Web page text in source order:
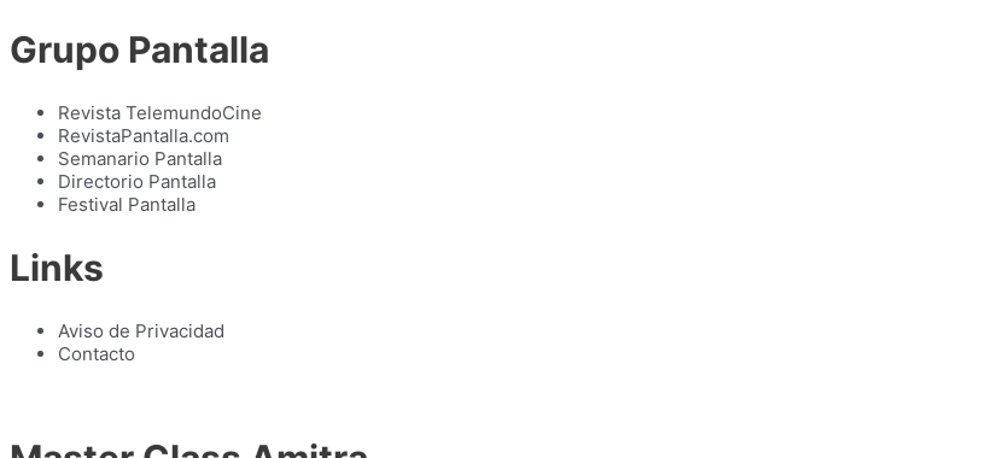
Grupo Pantalla
Revista TelemundoCine
RevistaPantalla.com
Semanario Pantalla
Directorio Pantalla
Festival Pantalla
Links
Aviso de Privacidad
Contacto